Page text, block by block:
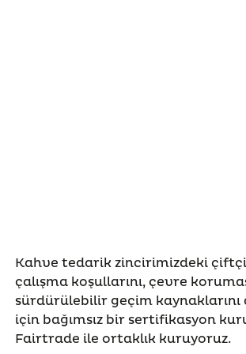
Kahve tedarik zincirimizdeki
çalışma koşullarını, çevre
sürdürülebilir geçim kaynaklarını
için bağımsız bir sertifikasyon
Fairtrade ile ortaklık kuruyoruz.